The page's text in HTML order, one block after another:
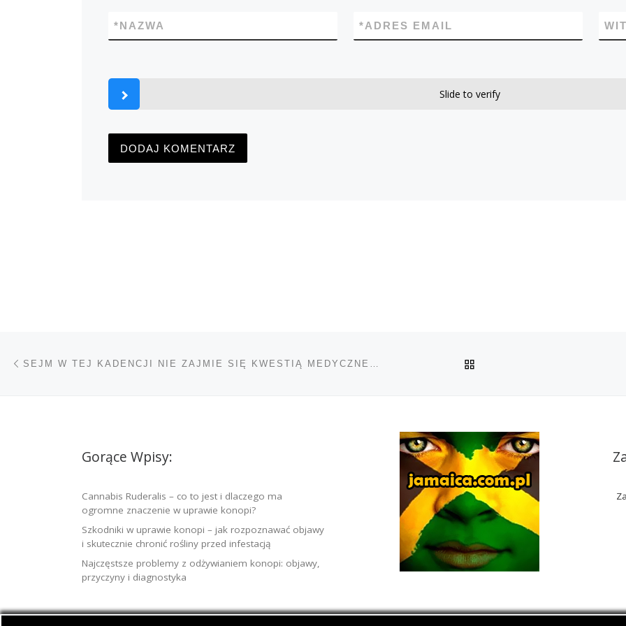
NAZWA
* ADRES EMAIL
*
Slide to verify
Nawigacja wpisu
Gorące Wpisy:
Cannabis Ruderalis – co to jest i dlaczego ma
ogromne znaczenie w uprawie konopi?
Szkodniki w uprawie konopi – jak rozpoznawać objawy
i skutecznie chronić rośliny przed infestacją
Najczęstsze problemy z odżywianiem konopi: objawy,
przyczyny i diagnostyka